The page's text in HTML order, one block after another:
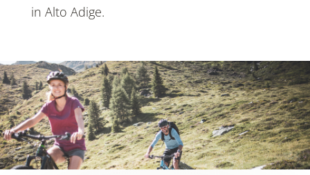
in Alto Adige.